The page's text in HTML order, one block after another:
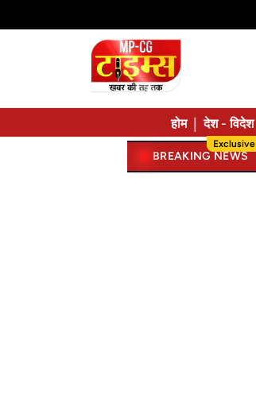
होम देश - विदेश
BREAKING NEWS
Exclusive